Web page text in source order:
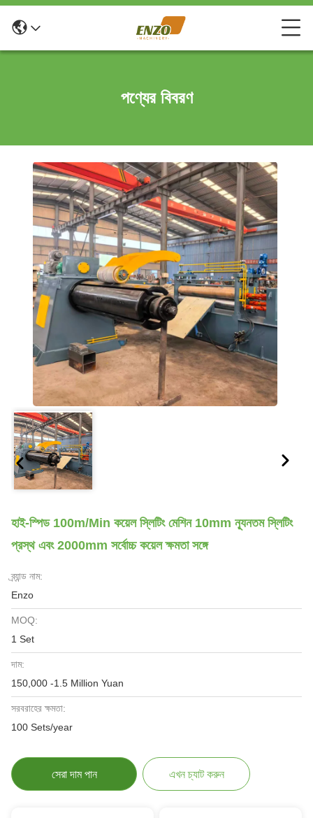
পণ্যের বিবরণ
হাই-স্পিড 100m/min কয়েল স্লিটিং মেশিন 10mm ন্যূনতম স্লিটিং
প্রস্থ এবং 2000mm সর্বোচ্চ কয়েল ক্ষমতা সঙ্গে
ব্র্যান্ড নাম:
Enzo
MOQ:
1 Set
দাম:
150,000 -1.5 Million Yuan
সরবরাহের ক্ষমতা:
100 Sets/year
সেরা দাম পান এখন চ্যাট করুন